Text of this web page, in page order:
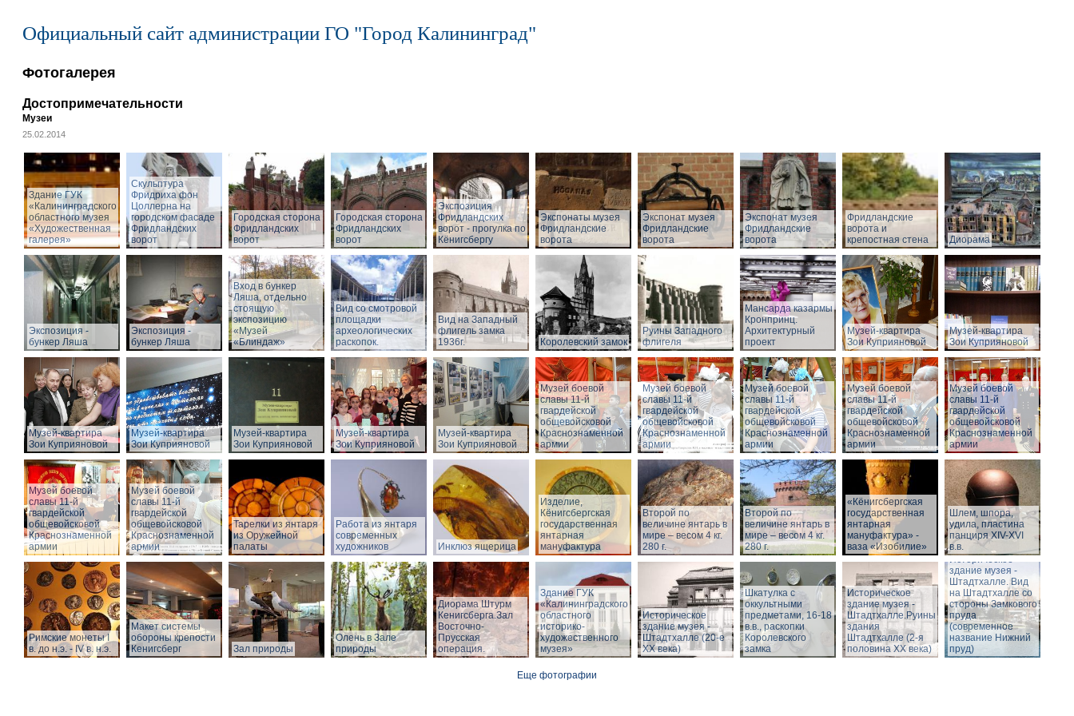
Официальный сайт администрации ГО "Город Калининград"
Фотогалерея
Достопримечательности
Музеи
25.02.2014
Здание ГУК
«Калининградского
областного музея
«Художественная
галерея»
Cкульптура
Фридриха фон
Цоллерна на
городском фасаде
Фридландских
ворот
Городская сторона
Фридландских
ворот
Городская сторона
Фридландских
ворот
Экспозиция
Фридландских
ворот - прогулка по
Кёнигсбергу
Экспонаты музея
Фридландские
ворота
Экспонат музея
Фридландские
ворота
Экспонат музея
Фридландские
ворота
Фридландские
ворота и
крепостная стена
Диорама
Экспозиция -
бункер Ляша
Экспозиция -
бункер Ляша
Вход в бункер
Ляша, отдельно
стоящую
экспозицию
«Музей
«Блиндаж»
Вид со смотровой
площадки
археологических
раскопок.
Вид на Западный
флигель замка
1936г.
Королевский замок
Руины Западного
флигеля
Мансарда казармы
Кронпринц.
Архитектурный
проект
Музей-квартира
Зои Куприяновой
Музей-квартира
Зои Куприяновой
Музей-квартира
Зои Куприяновой
Музей-квартира
Зои Куприяновой
Музей-квартира
Зои Куприяновой
Музей-квартира
Зои Куприяновой
Музей-квартира
Зои Куприяновой
Музей боевой
славы 11-й
гвардейской
общевойсковой
Краснознаменной
армии
Музей боевой
славы 11-й
гвардейской
общевойсковой
Краснознаменной
армии
Музей боевой
славы 11-й
гвардейской
общевойсковой
Краснознаменной
армии
Музей боевой
славы 11-й
гвардейской
общевойсковой
Краснознаменной
армии
Музей боевой
славы 11-й
гвардейской
общевойсковой
Краснознаменной
армии
Музей боевой
славы 11-й
гвардейской
общевойсковой
Краснознаменной
армии
Музей боевой
славы 11-й
гвардейской
общевойсковой
Краснознаменной
армии
Тарелки из янтаря
из Оружейной
палаты
Работа из янтаря
современных
художников
Инклюз ящерица
Изделие,
Кёнигсбергская
государственная
янтарная
мануфактура
Второй по
величине янтарь в
мире – весом 4 кг.
280 г.
Второй по
величине янтарь в
мире – весом 4 кг.
280 г.
«Кёнигсбергская
государственная
янтарная
мануфактура» -
ваза «Изобилие»
Шлем, шпора,
удила, пластина
панциря XIV-XVI
в.в.
Римские монеты I
в. до н.э. - IV в. н.э.
Макет системы
обороны крепости
Кенигсберг
Зал природы
Олень в Зале
природы
Диорама Штурм
Кенигсберга.Зал
Восточно-
Прусская
операция.
Здание ГУК
«Калининградского
областного
историко-
художественного
музея»
Историческое
здание музея -
Штадтхалле (20-е
XX века)
Шкатулка с
оккультными
предметами, 16-18
в.в., раскопки
Королевского
замка
Историческое
здание музея -
Штадтхалле.Руины
здания
Штадтхалле (2-я
половина ХХ века)
Историческое
здание музея -
Штадтхалле. Вид
на Штадтхалле со
стороны Замкового
пруда
(современное
название Нижний
пруд)
Еще фотографии